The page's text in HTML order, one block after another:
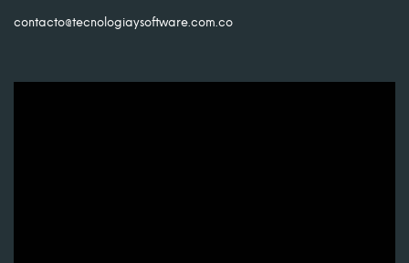
contacto@tecnologiaysoftware.com.co